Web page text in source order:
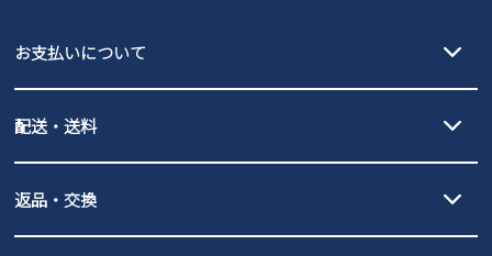
お支払いについて
PayPay（オンライン決済）、代金引換のご利用が可能です。
配送・送料
北海道・本州・四国・九州…550円
全国一律…220円（税込）
発送日・送料詳細についてはご利用ガイドを
返品・交換